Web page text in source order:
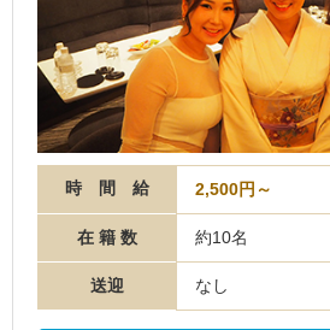
時 間 給 2,500円～
在 籍 数 約10名
送迎 なし